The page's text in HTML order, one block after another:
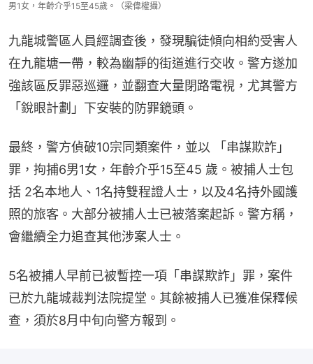
男1女，年齡介乎15至45歲。（梁偉權攝）
九龍城警區人員經調查後，發現騙徒傾向相約受害人
在九龍塘一帶，較為幽靜的街道進行交收。警方遂加
強該區反罪惡巡邏，並翻查大量閉路電視，尤其警方
「銳眼計劃」下安裝的防罪鏡頭。
最終，警方偵破10宗同類案件，並以 「串謀欺詐」
罪，拘捕6男1女，年齡介乎15至45 歲。被捕人士包
括 2名本地人、1名持雙程證人士，以及4名持外國護
照的旅客。大部分被捕人士已被落案起訴。警方稱，
會繼續全力追查其他涉案人士。
5名被捕人早前已被暫控一項「串謀欺詐」罪，案件
已於九龍城裁判法院提堂。其餘被捕人已獲准保釋候
查，須於8月中旬向警方報到。